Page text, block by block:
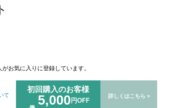
がお気に入りに登録しています。
て
初回購入のお客様
5,000円OFF
詳しくはこちら >